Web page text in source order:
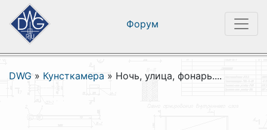
Форум
DWG » Кунсткамера » Ночь, улица, фонарь....